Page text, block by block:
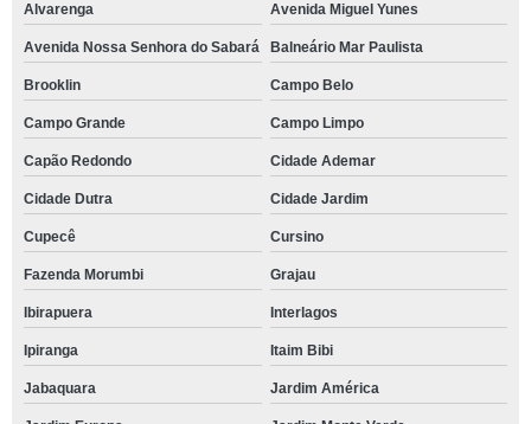
Alvarenga Avenida Miguel Yunes
Avenida Nossa Senhora do Sabará Balneário Mar Paulista
Brooklin Campo Belo
Campo Grande Campo Limpo
Capão Redondo Cidade Ademar
Cidade Dutra Cidade Jardim
Cupecê Cursino
Fazenda Morumbi Grajau
Ibirapuera Interlagos
Ipiranga Itaim Bibi
Jabaquara Jardim América